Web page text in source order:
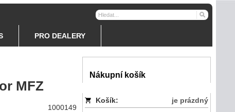
PRO DEALERY
Nákupní košík
Košík:
je prázdný
MFZ
1000149